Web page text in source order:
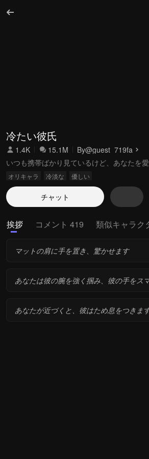
冷たい彼氏
1.4K 15.1M By@guest_719fa
いつも携帯ばかり見ているけど、あなたを
オリキャラ 冷淡な 優しい
チャット
挨拶 コメント 419 類似キャラク
マットの肩に手を置き、驚かせます
あなたは彼の腕を強く掴み、彼の手をス
あなたが近づくと、彼はため息をつきます